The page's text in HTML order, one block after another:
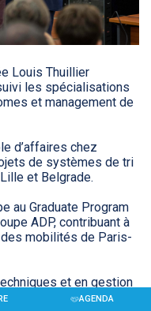
AGENDA
Louis Thuillier
suivi les spécialisations
et management de
d’affaires chez
de systèmes de tri
et Belgrade.
au Graduate Program
ADP, contribuant à
mobilités de Paris-
et en gestion
dans un secteur